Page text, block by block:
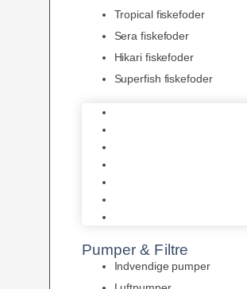
Tropical fiskefoder
Sera fiskefoder
Hikari fiskefoder
Superfish fiskefoder
Pumper & Filtre
Indvendige pumper